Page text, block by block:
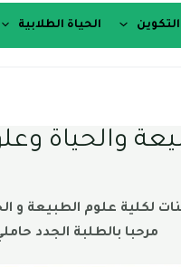
التكوين الحياة الطلابية
والحياة
لكلية علوم الطبيعة و
مرحبا بالطلبة الجدد حاملي